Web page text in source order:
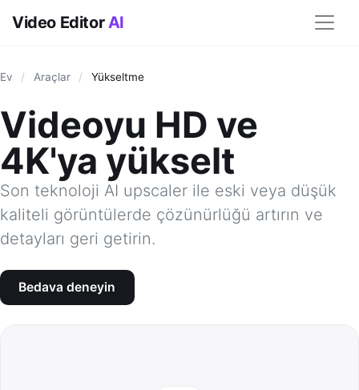
Video EditorAI
Ev / Araçlar / Yükseltme
Videoyu HD ve
4K'ya yükselt
Son teknoloji AI upscaler ile eski veya düşük
kaliteli görüntülerde çözünürlüğü artırın ve
detayları geri getirin.
Bedava deneyin